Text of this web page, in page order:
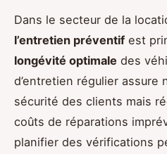
Dans le secteur de la
l’entretien préventif est
longévité optimale des
d’entretien régulier assure
sécurité des clients mais
coûts de réparations
planifier des vérifications